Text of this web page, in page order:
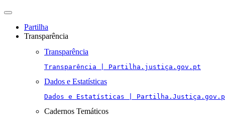
Toggle
navigationPartilha
Transparência
Transparência
Transparência | Partilha.justiça.gov.pt
Dados e Estatísticas
Dados e Estatísticas |
Cadernos Temáticos